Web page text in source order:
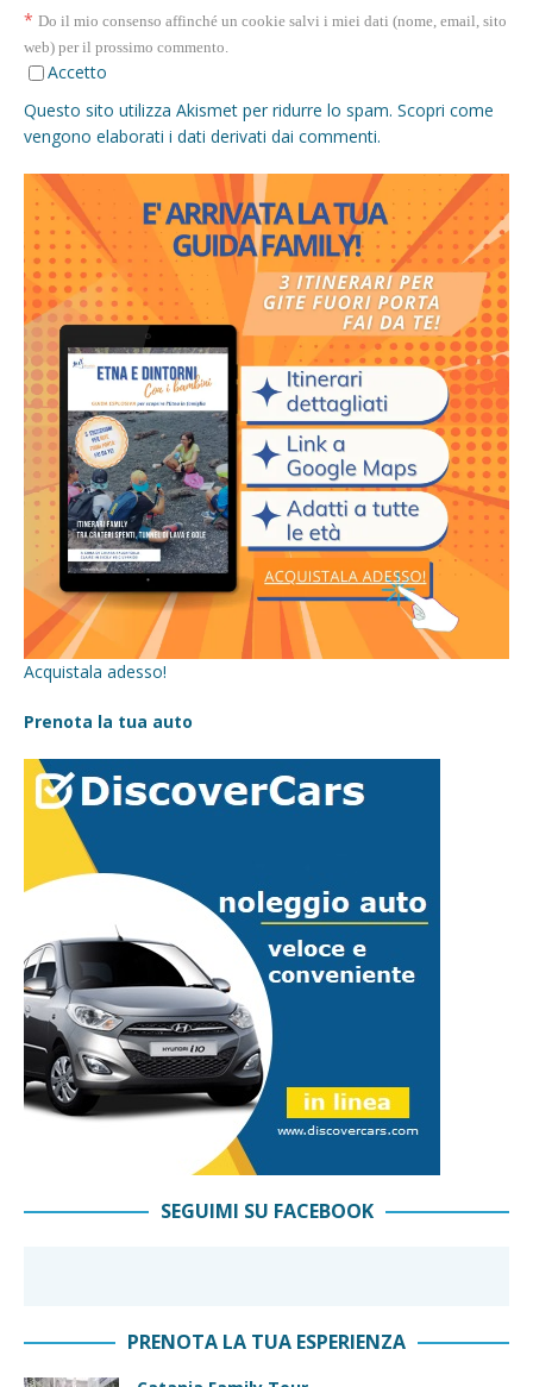
* Do il mio consenso affinché un cookie salvi i miei dati (nome, email, sito
web) per il prossimo commento.
Accetto
Questo sito utilizza Akismet per ridurre lo spam. Scopri come
vengono elaborati i dati derivati dai commenti.
Acquistala adesso!
Prenota la tua auto
SEGUIMI SU FACEBOOK
PRENOTA LA TUA ESPERIENZA